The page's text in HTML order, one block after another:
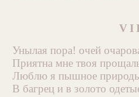
Унылая пора! очей
Приятна мне твоя
Люблю я пышное природы
В багрец и в золото